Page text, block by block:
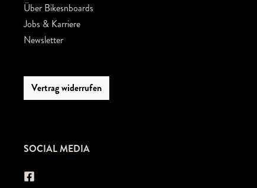
Über Bikesnboards
Jobs & Karriere
Newsletter
Vertrag widerrufen
SOCIAL MEDIA